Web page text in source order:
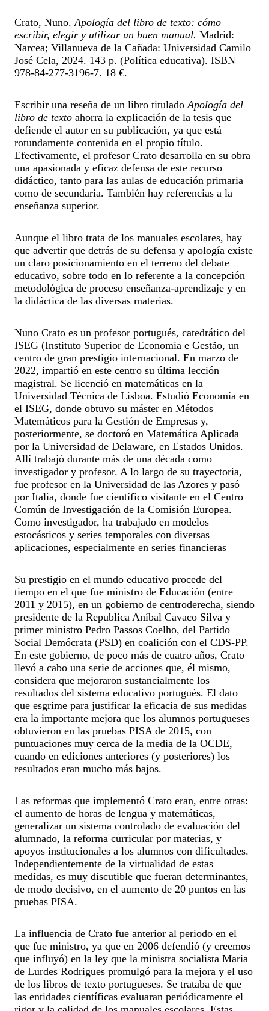
Crato, Nuno.Apología del libro de texto: cómo
escribir, elegir y utilizar un buen manual. Madrid:
Narcea; Villanueva de la Cañada: Universidad Camilo
José Cela, 2024. 143 p. (Política educativa). ISBN
978-84-277-3196-7. 18 €.
Escribir una reseña de un libro tituladoApología del
libro de texto ahorra la explicación de la tesis que
defiende el autor en su publicación, ya que está
rotundamente contenida en el propio título.
Efectivamente, el profesor Crato desarrolla en su obra
una apasionada y eficaz defensa de este recurso
didáctico, tanto para las aulas de educación primaria
como de secundaria. También hay referencias a la
enseñanza superior.
Aunque el libro trata de los manuales escolares, hay
que advertir que detrás de su defensa y apología existe
un claro posicionamiento en el terreno del debate
educativo, sobre todo en lo referente a la concepción
metodológica de proceso enseñanza-aprendizaje y en
la didáctica de las diversas materias.
Nuno Crato es un profesor portugués, catedrático del
ISEG (Instituto Superior de Economia e Gestão, un
centro de gran prestigio internacional. En marzo de
2022, impartió en este centro su última lección
magistral. Se licenció en matemáticas en la
Universidad Técnica de Lisboa. Estudió Economía en
el ISEG, donde obtuvo su máster en Métodos
Matemáticos para la Gestión de Empresas y,
posteriormente, se doctoró en Matemática Aplicada
por la Universidad de Delaware, en Estados Unidos.
Allí trabajó durante más de una década como
investigador y profesor. A lo largo de su trayectoria,
fue profesor en la Universidad de las Azores y pasó
por Italia, donde fue científico visitante en el Centro
Común de Investigación de la Comisión Europea.
Como investigador, ha trabajado en modelos
estocásticos y series temporales con diversas
aplicaciones, especialmente en series financieras
Su prestigio en el mundo educativo procede del
tiempo en el que fue ministro de Educación (entre
2011 y 2015), en un gobierno de centroderecha, siendo
presidente de la Republica Aníbal Cavaco Silva y
primer ministro Pedro Passos Coelho, del Partido
Social Demócrata (PSD) en coalición con el CDS-PP.
En este gobierno, de poco más de cuatro años, Crato
llevó a cabo una serie de acciones que, él mismo,
considera que mejoraron sustancialmente los
resultados del sistema educativo portugués. El dato
que esgrime para justificar la eficacia de sus medidas
era la importante mejora que los alumnos portugueses
obtuvieron en las pruebas PISA de 2015, con
puntuaciones muy cerca de la media de la OCDE,
cuando en ediciones anteriores (y posteriores) los
resultados eran mucho más bajos.
Las reformas que implementó Crato eran, entre otras:
el aumento de horas de lengua y matemáticas,
generalizar un sistema controlado de evaluación del
alumnado, la reforma curricular por materias, y
apoyos institucionales a los alumnos con dificultades.
Independientemente de la virtualidad de estas
medidas, es muy discutible que fueran determinantes,
de modo decisivo, en el aumento de 20 puntos en las
pruebas PISA.
La influencia de Crato fue anterior al periodo en el
que fue ministro, ya que en 2006 defendió (y creemos
que influyó) en la ley que la ministra socialista Maria
de Lurdes Rodrigues promulgó para la mejora y el uso
de los libros de texto portugueses. Se trataba de que
las entidades científicas evaluaran periódicamente el